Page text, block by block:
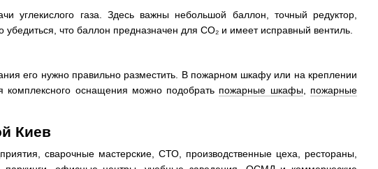
углекислого газа. Здесь важны небольшой баллон, точный редуктор,
что баллон предназначен для CO₂ и имеет исправный вентиль.
его нужно правильно разместить. В пожарном шкафу или на креплении
оснащения можно подобрать пожарные шкафы, пожарные
Киев
сварочные мастерские, СТО, производственные цеха, рестораны,